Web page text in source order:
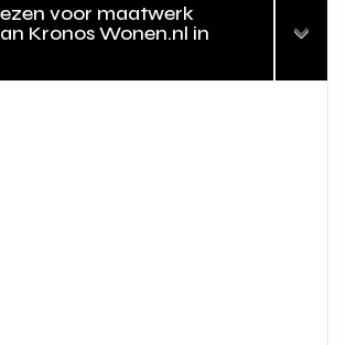
voor maatwerk
Kronos Wonen.nl in